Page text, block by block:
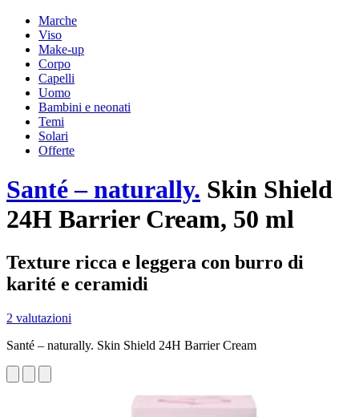
Marche
Viso
Make-up
Corpo
Capelli
Uomo
Bambini e neonati
Temi
Solari
Offerte
Santé – naturally. Skin Shield
24H Barrier Cream, 50 ml
Texture ricca e leggera con burro di
karité e ceramidi
2 valutazioni
Santé – naturally. Skin Shield 24H Barrier Cream